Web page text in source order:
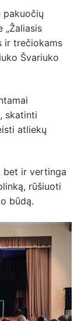
pakuočių
ir trečiokams
Švariuko
skatinti
atliekų
bet ir vertinga
rūšiuoti
būdą.